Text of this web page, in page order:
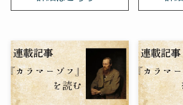
ドストエフスキーとキリスト教
ドストエフスキーとフロイトの父